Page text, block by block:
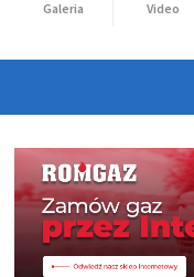
Galeria Video